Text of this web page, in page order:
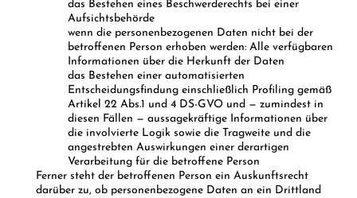
das Bestehen eines Beschwerderechts bei einer
Aufsichtsbehörde
wenn die personenbezogenen Daten nicht bei der
betroffenen Person erhoben werden: Alle verfügbaren
Informationen über die Herkunft der Daten
das Bestehen einer automatisierten
Entscheidungsfindung einschließlich Profiling gemäß
Artikel 22 Abs.1 und 4 DS-GVO und — zumindest in
diesen Fällen — aussagekräftige Informationen über
die involvierte Logik sowie die Tragweite und die
angestrebten Auswirkungen einer derartigen
Verarbeitung für die betroffene Person
Ferner steht der betroffenen Person ein Auskunftsrecht
darüber zu, ob personenbezogene Daten an ein Drittland